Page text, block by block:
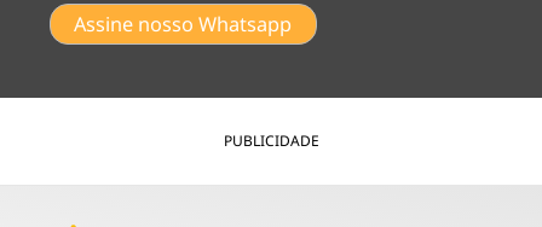
Assine nosso Whatsapp
PUBLICIDADE